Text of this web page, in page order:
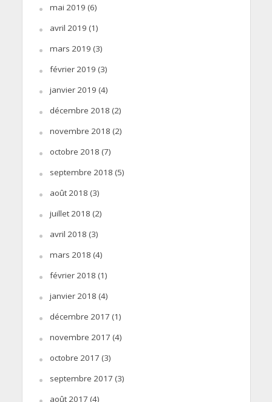
mai 2019 (6)
avril 2019 (1)
mars 2019 (3)
février 2019 (3)
janvier 2019 (4)
décembre 2018 (2)
novembre 2018 (2)
octobre 2018 (7)
septembre 2018 (5)
août 2018 (3)
juillet 2018 (2)
avril 2018 (3)
mars 2018 (4)
février 2018 (1)
janvier 2018 (4)
décembre 2017 (1)
novembre 2017 (4)
octobre 2017 (3)
septembre 2017 (3)
août 2017 (4)